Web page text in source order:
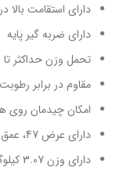
دارای استقامت بالا
دارای ضربه گیر پایه
تحمل وزن حداکثر تا 110 کیلوگرم
مقاوم در برابر
امکان چیدمان
دارای عرض 47، عمق 54، ارتفاع 84 و ارتفاع نشیمن 47 سانتی متر
دارای وزن 3.07 کیلوگرم